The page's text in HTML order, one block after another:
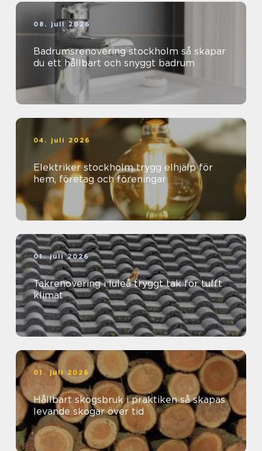
08. juli 2026
Badrumsrenovering stockholm så skapar
du ett hållbart och snyggt badrum
04. juli 2026
Elektriker stockholm trygg elhjälp för
hem, företag och föreningar
01. juli 2026
Takrenovering i luleå tryggt tak för tufft
klimat
01. juli 2026
Hållbart skogsbruk i praktiken så skapas
levande skogar över tid